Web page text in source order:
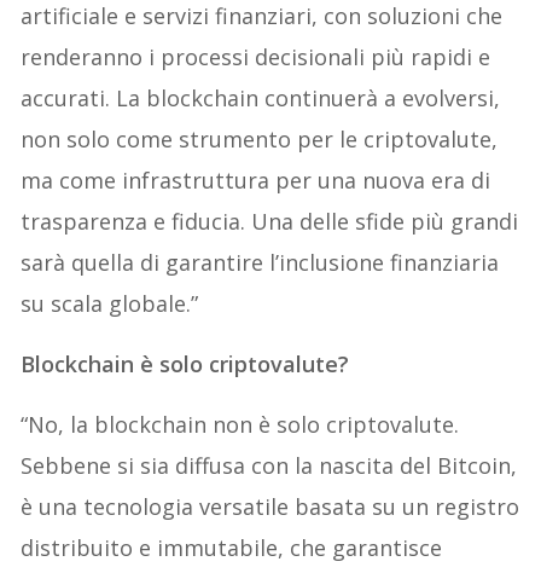
artificiale e servizi finanziari, con soluzioni che
renderanno i processi decisionali più rapidi e
accurati. La blockchain continuerà a evolversi,
non solo come strumento per le criptovalute,
ma come infrastruttura per una nuova era di
trasparenza e fiducia. Una delle sfide più grandi
sarà quella di garantire l’inclusione finanziaria
su scala globale.”
Blockchain è solo criptovalute?
“No, la blockchain non è solo criptovalute.
Sebbene si sia diffusa con la nascita del Bitcoin,
è una tecnologia versatile basata su un registro
distribuito e immutabile, che garantisce